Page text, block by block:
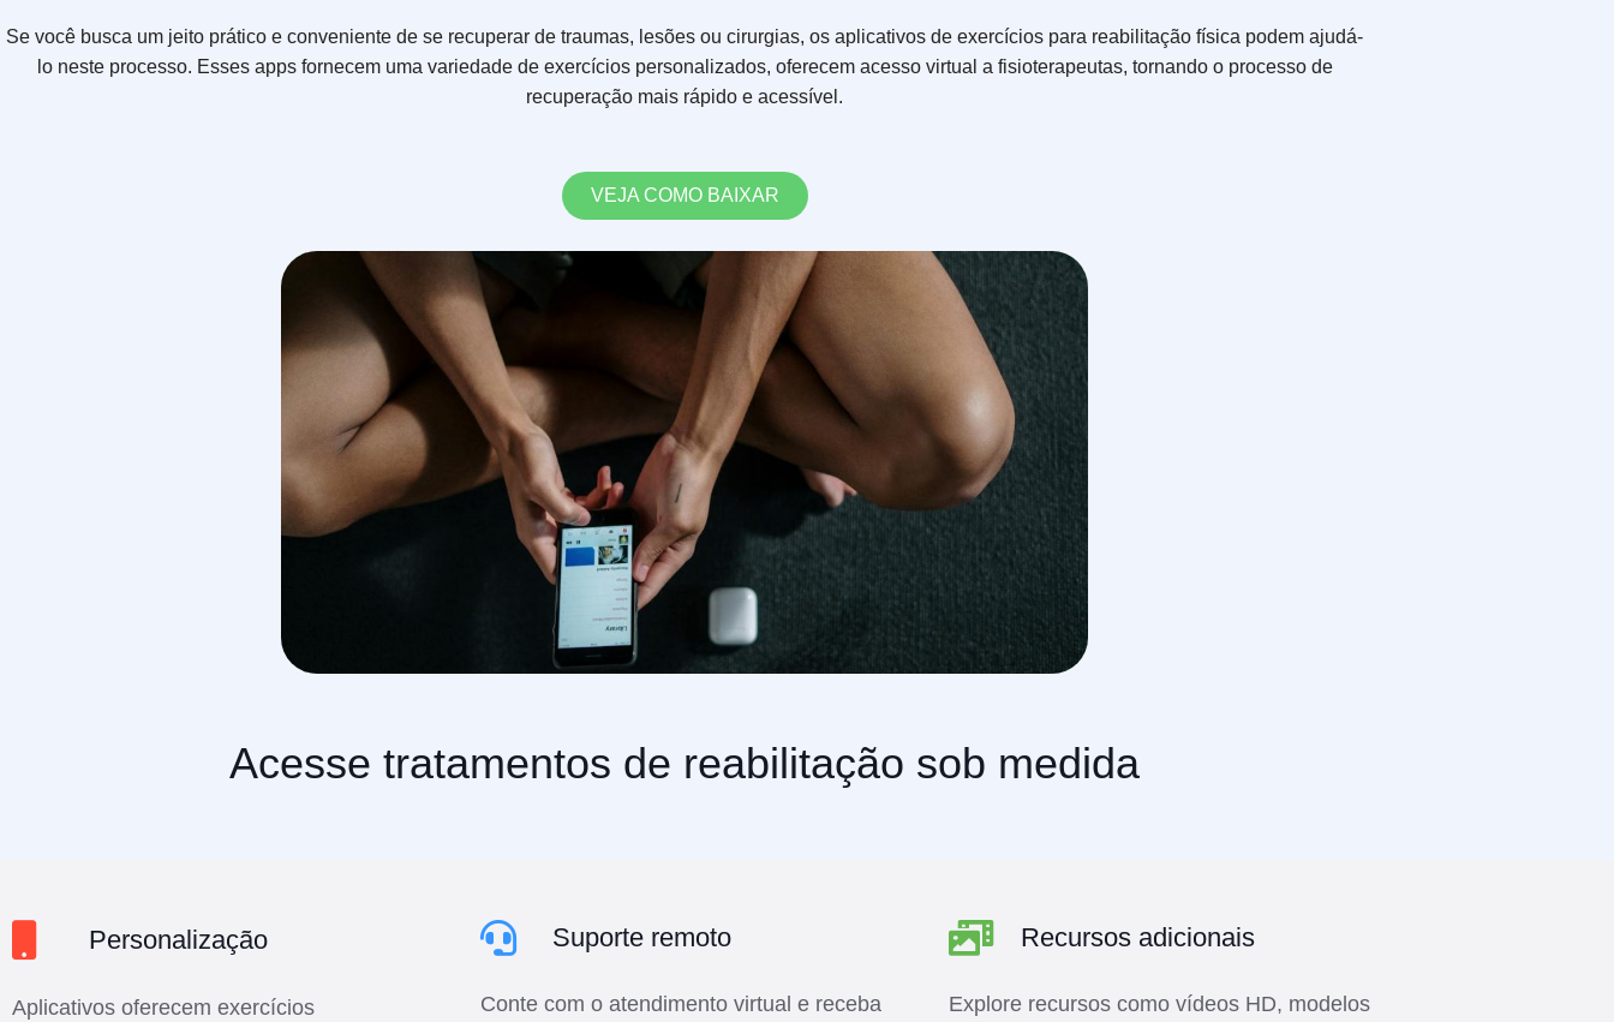
Se você busca um jeito prático e conveniente de se recuperar de traumas, lesões ou cirurgias, os aplicativos de exercícios para reabilitação física podem ajudá-
lo neste processo. Esses apps fornecem uma variedade de exercícios personalizados, oferecem acesso virtual a fisioterapeutas, tornando o processo de
recuperação mais rápido e acessível.
VEJA COMO BAIXAR
Acesse tratamentos de reabilitação sob medida
Personalização
Aplicativos oferecem exercícios
Suporte remoto
Conte com o atendimento virtual e receba
Recursos adicionais
Explore recursos como vídeos HD, modelos